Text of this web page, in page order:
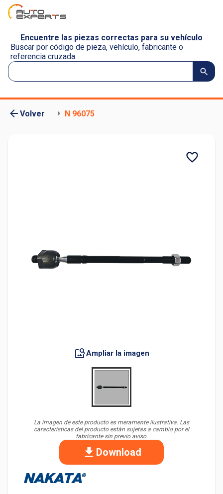
Encuentre las piezas correctas para su vehículo
Buscar por código de pieza, vehículo, fabricante o
referencia cruzada
Volver N 96075
Ampliar la imagen
La imagen de este producto es meramente ilustrativa. Las
características del producto están sujetas a cambio por el
fabricante sin previo aviso.
Download